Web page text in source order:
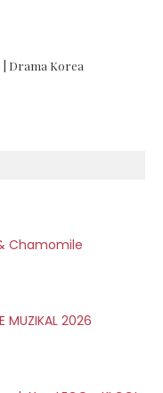
| Drama Korea
Chamomile
MUZIKAL 2026